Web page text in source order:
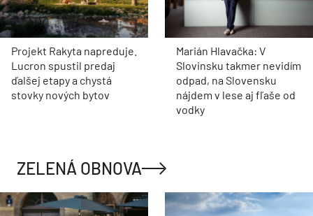
Projekt Rakyta napreduje.
Lucron spustil predaj
ďalšej etapy a chystá
stovky nových bytov
Marián Hlavačka: V
Slovinsku takmer nevidím
odpad, na Slovensku
nájdem v lese aj fľaše od
vodky
ZELENÁ OBNOVA